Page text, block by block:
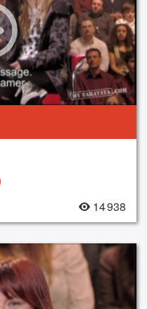
14 938